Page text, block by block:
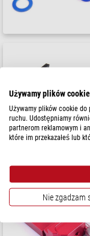
Używamy plików cookie
Używamy plików cookie
ruchu. Udostępniamy
partnerom reklamowym i
które im przekazałeś lub
Nie zgadzam